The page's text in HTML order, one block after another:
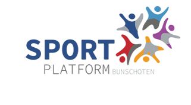
inhoud